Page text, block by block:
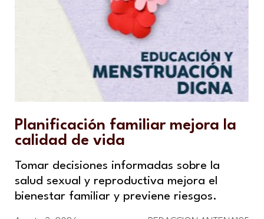
Planificación familiar mejora la
calidad de vida
Tomar decisiones informadas sobre la
salud sexual y reproductiva mejora el
bienestar familiar y previene riesgos.